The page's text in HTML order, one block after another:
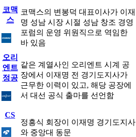
코맥
스
코맥스의 변봉덕 대표이사가 이재
명 성남 시장 시절 성남 창조 경영
포럼의 운영 위원직으로 역임한
바 있음
오리
엔트
정공
같은 계열사인 오리엔트 시계 공
장에서 이재명 전 경기도지사가
근무한 이력이 있고, 해당 공장에
서 대선 공식 출마를 선언함
CS
정흥식 회장이 이재명 경기도지사
와 중앙대 동문